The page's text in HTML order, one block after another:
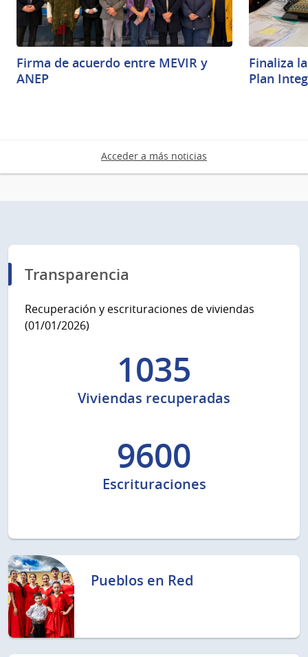
Firma de acuerdo entre MEVIR y
ANEP
Finaliza
Plan
Acceder a más noticias
Transparencia
Recuperación y escrituraciones de viviendas
(01/01/2026)
1035
Viviendas recuperadas
9600
Escrituraciones
Pueblos en Red